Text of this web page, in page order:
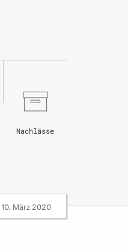
Nachlässe
10. März 2020